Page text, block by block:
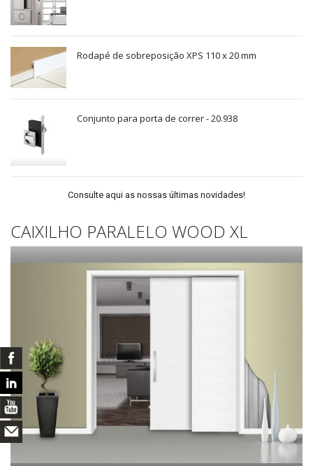
Rodapé de sobreposição XPS 110 x 20 mm
Conjunto para porta de correr - 20.938
Consulte aqui as nossas últimas novidades!
CAIXILHO PARALELO WOOD XL